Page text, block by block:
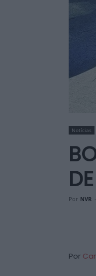
Notícias
Por NVR -
Por